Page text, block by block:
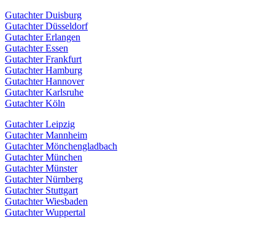
Gutachter Duisburg
Gutachter Düsseldorf
Gutachter Erlangen
Gutachter Essen
Gutachter Frankfurt
Gutachter Hamburg
Gutachter Hannover
Gutachter Karlsruhe
Gutachter Köln
Gutachter Leipzig
Gutachter Mannheim
Gutachter Mönchengladbach
Gutachter München
Gutachter Münster
Gutachter Nürnberg
Gutachter Stuttgart
Gutachter Wiesbaden
Gutachter Wuppertal